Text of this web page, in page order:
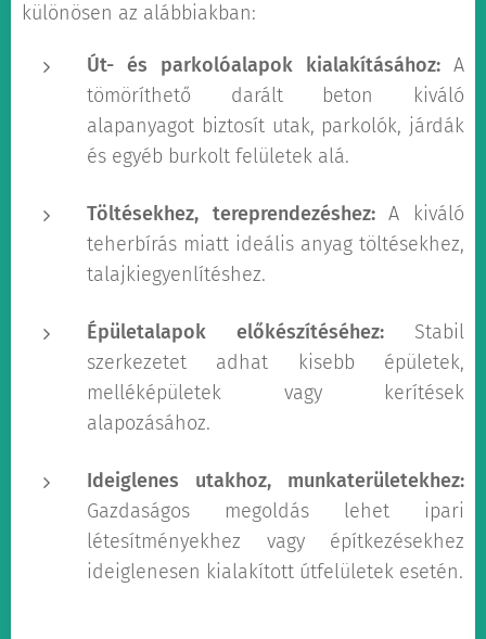
különösen az alábbiakban:
Út- és parkolóalapok kialakításához: A
tömöríthető darált beton kiváló
alapanyagot biztosít utak, parkolók, járdák
és egyéb burkolt felületek alá.
Töltésekhez, tereprendezéshez:A kiváló
teherbírás miatt ideális anyag töltésekhez,
talajkiegyenlítéshez.
Épületalapok előkészítéséhez: Stabil
szerkezetet adhat kisebb épületek,
melléképületek vagy kerítések
alapozásához.
Ideiglenes utakhoz, munkaterületekhez:
Gazdaságos megoldás lehet ipari
létesítményekhez vagy építkezésekhez
ideiglenesen kialakított útfelületek esetén.